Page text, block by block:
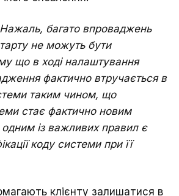
Нажаль, багато впроваджень
не можуть бути
що в ході налаштування
фактично втручається в
таким чином, що
стає фактично новим
із важливих правил є
коду системи при її
клієнту залишатися в
зв'язок